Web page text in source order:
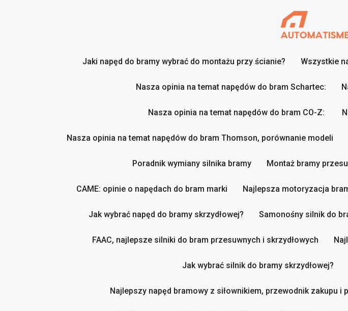
Jaki napęd do bramy wybrać do montażu przy ścianie? Wszystkie
Nasza opinia na temat napędów do bram Schartec:
Nasza opinia na temat napędów do bram CO-Z:
Nasza opinia na temat napędów do bram Thomson, porównanie modeli
Poradnik wymiany silnika bramy Montaż bramy
CAME: opinie o napędach do bram marki Najlepsza motoryzacja
Jak wybrać napęd do bramy skrzydłowej? Samonośny silnik do
FAAC, najlepsze silniki do bram przesuwnych i skrzydłowych
Jak wybrać silnik do bramy skrzydłowej?
Najlepszy napęd bramowy z siłownikiem, przewodnik zakupu i